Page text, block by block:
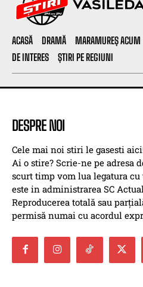
ACASĂ DRAMĂ MARAMUREȘ ACUM
DE INTERES
ȘTIRI PE REGIUNI
DESPRE NOI
Cele mai noi stiri le gasesti
Ai o stire? Scrie-ne pe adresa
scurt timp vom lua legatura
este in administrarea SC
Reproducerea totală sau
permisă numai cu acordul